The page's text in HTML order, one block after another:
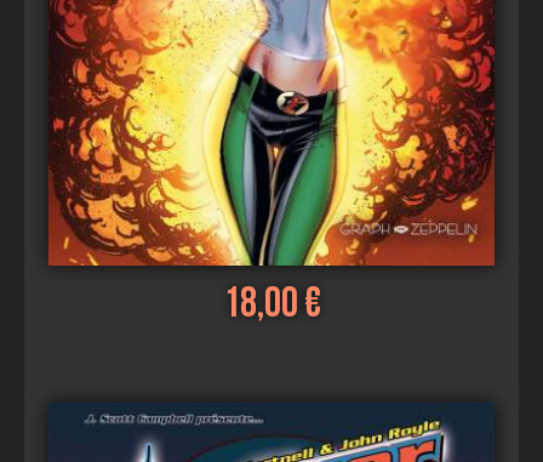
18,00 €